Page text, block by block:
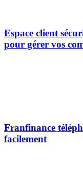
Espace client
pour gérer vos
Franfinance
facilement